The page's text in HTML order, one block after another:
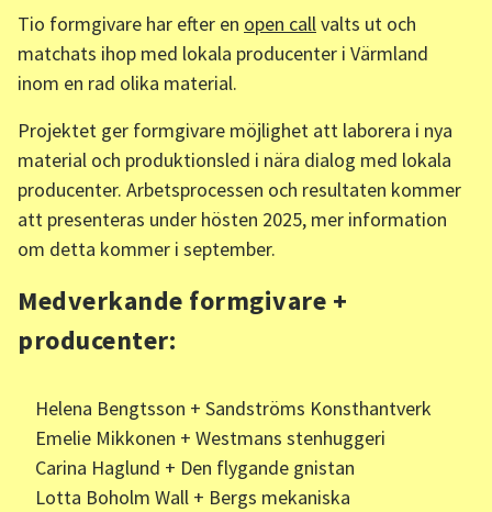
Tio formgivare har efter en open callvalts ut och
matchats ihop med lokala producenter i Värmland
inom en rad olika material.
Projektet ger formgivare möjlighet att laborera i nya
material och produktionsled i nära dialog med lokala
producenter. Arbetsprocessen och resultaten kommer
att presenteras under hösten 2025, mer information
om detta kommer i september.
Medverkande formgivare +
producenter:
Helena Bengtsson + Sandströms Konsthantverk
Emelie Mikkonen + Westmans stenhuggeri
Carina Haglund + Den flygande gnistan
Lotta Boholm Wall + Bergs mekaniska